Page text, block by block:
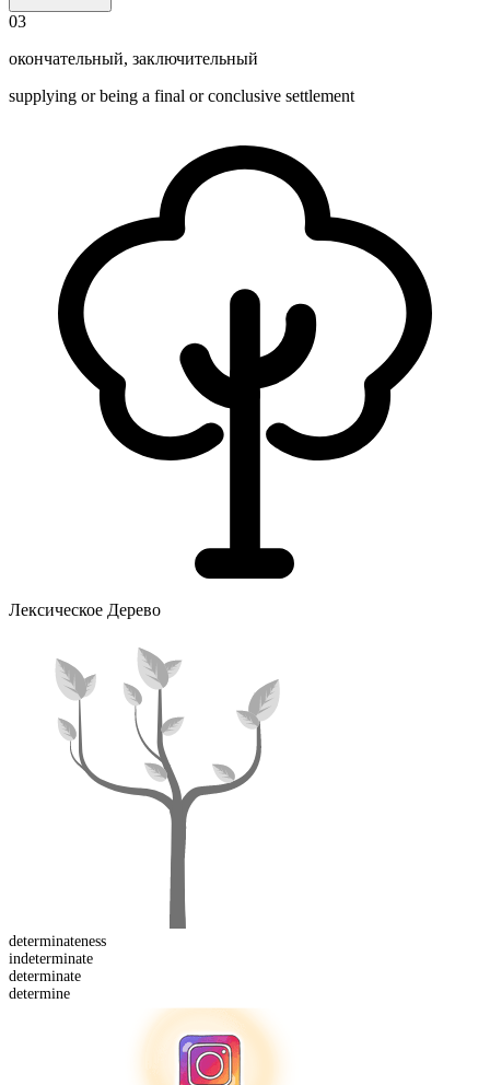
03
окончательный, заключительный
supplying or being a final or conclusive settlement
Лексическое Дерево
determinateness
indeterminate
determinate
determine